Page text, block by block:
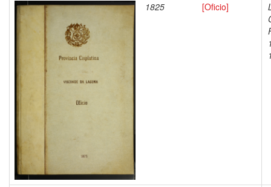
1825 [Oficio]